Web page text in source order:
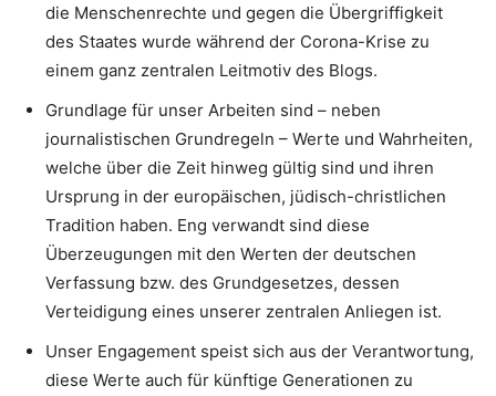
die Menschenrechte und gegen die Übergriffigkeit
des Staates wurde während der Corona-Krise zu
einem ganz zentralen Leitmotiv des Blogs.
Grundlage für unser Arbeiten sind – neben
journalistischen Grundregeln – Werte und Wahrheiten,
welche über die Zeit hinweg gültig sind und ihren
Ursprung in der europäischen, jüdisch-christlichen
Tradition haben. Eng verwandt sind diese
Überzeugungen mit den Werten der deutschen
Verfassung bzw. des Grundgesetzes, dessen
Verteidigung eines unserer zentralen Anliegen ist.
Unser Engagement speist sich aus der Verantwortung,
diese Werte auch für künftige Generationen zu